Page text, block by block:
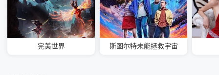
完美世界 斯图尔特未能拯救宇宙